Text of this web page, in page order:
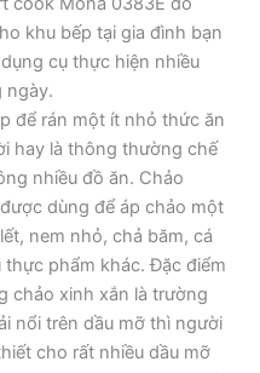
khu bếp tại gia đình bạn
cụ thực hiện nhiều
ngày.
để rán một ít nhỏ thức ăn
hay là thông thường chế
nhiều đồ ăn. Chảo
dùng để áp chảo một
nem nhỏ, chả băm, cá
phẩm khác. Đặc điểm
chảo xinh xắn là trường
nổi trên dầu mỡ thì người
cho rất nhiều dầu mỡ